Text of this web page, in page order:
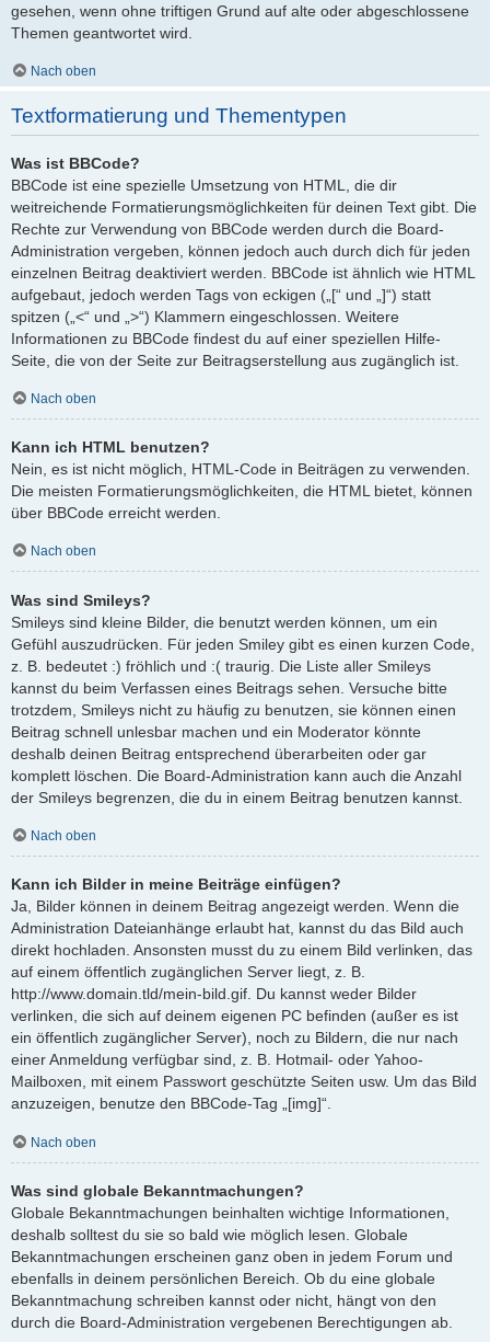
gesehen, wenn ohne triftigen Grund auf alte oder abgeschlossene
Themen geantwortet wird.
Nach oben
Textformatierung und Thementypen
Was ist BBCode?
BBCode ist eine spezielle Umsetzung von HTML, die dir
weitreichende Formatierungsmöglichkeiten für deinen Text gibt. Die
Rechte zur Verwendung von BBCode werden durch die Board-
Administration vergeben, können jedoch auch durch dich für jeden
einzelnen Beitrag deaktiviert werden. BBCode ist ähnlich wie HTML
aufgebaut, jedoch werden Tags von eckigen („[“ und „]“) statt
spitzen („<“ und „>“) Klammern eingeschlossen. Weitere
Informationen zu BBCode findest du auf einer speziellen Hilfe-
Seite, die von der Seite zur Beitragserstellung aus zugänglich ist.
Nach oben
Kann ich HTML benutzen?
Nein, es ist nicht möglich, HTML-Code in Beiträgen zu verwenden.
Die meisten Formatierungsmöglichkeiten, die HTML bietet, können
über BBCode erreicht werden.
Nach oben
Was sind Smileys?
Smileys sind kleine Bilder, die benutzt werden können, um ein
Gefühl auszudrücken. Für jeden Smiley gibt es einen kurzen Code,
z. B. bedeutet :) fröhlich und :( traurig. Die Liste aller Smileys
kannst du beim Verfassen eines Beitrags sehen. Versuche bitte
trotzdem, Smileys nicht zu häufig zu benutzen, sie können einen
Beitrag schnell unlesbar machen und ein Moderator könnte
deshalb deinen Beitrag entsprechend überarbeiten oder gar
komplett löschen. Die Board-Administration kann auch die Anzahl
der Smileys begrenzen, die du in einem Beitrag benutzen kannst.
Nach oben
Kann ich Bilder in meine Beiträge einfügen?
Ja, Bilder können in deinem Beitrag angezeigt werden. Wenn die
Administration Dateianhänge erlaubt hat, kannst du das Bild auch
direkt hochladen. Ansonsten musst du zu einem Bild verlinken, das
auf einem öffentlich zugänglichen Server liegt, z. B.
http://www.domain.tld/mein-bild.gif. Du kannst weder Bilder
verlinken, die sich auf deinem eigenen PC befinden (außer es ist
ein öffentlich zugänglicher Server), noch zu Bildern, die nur nach
einer Anmeldung verfügbar sind, z. B. Hotmail- oder Yahoo-
Mailboxen, mit einem Passwort geschützte Seiten usw. Um das Bild
anzuzeigen, benutze den BBCode-Tag „[img]“.
Nach oben
Was sind globale Bekanntmachungen?
Globale Bekanntmachungen beinhalten wichtige Informationen,
deshalb solltest du sie so bald wie möglich lesen. Globale
Bekanntmachungen erscheinen ganz oben in jedem Forum und
ebenfalls in deinem persönlichen Bereich. Ob du eine globale
Bekanntmachung schreiben kannst oder nicht, hängt von den
durch die Board-Administration vergebenen Berechtigungen ab.